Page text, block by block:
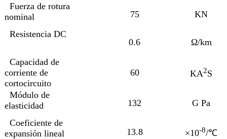
Fuerza de rotura
nominal
75
KN
Resistencia DC
0.6
Ω/km
Capacidad de
corriente de
cortocircuito
60 KA2S
Módulo de
elasticidad
132
G Pa
Coeficiente de
expansión lineal
13.8 ×10-8/℃